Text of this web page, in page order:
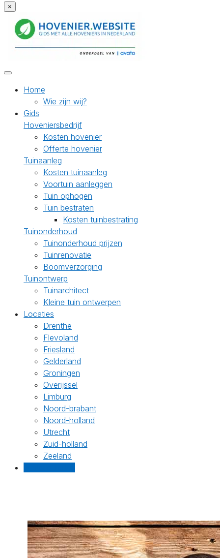
×
Home
Wie zijn wij?
Gids
Hoveniersbedrijf
Kosten hovenier
Offerte hovenier
Tuinaanleg
Kosten tuinaanleg
Voortuin aanleggen
Tuin ophogen
Tuin bestraten
Kosten tuinbestrating
Tuinonderhoud
Tuinonderhoud prijzen
Tuinrenovatie
Boomverzorging
Tuinontwerp
Tuinarchitect
Kleine tuin ontwerpen
Locaties
Drenthe
Flevoland
Friesland
Gelderland
Groningen
Overijssel
Limburg
Noord-brabant
Noord-holland
Utrecht
Zuid-holland
Zeeland